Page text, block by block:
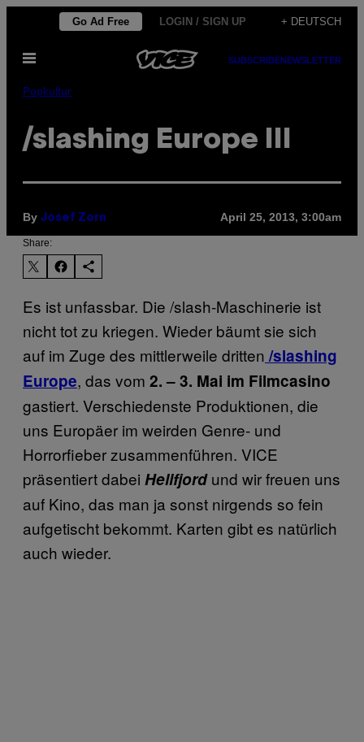
content
Go Ad Free LOGIN / SIGN UP + DEUTSCH
Open
SUBSCRIBENEWSLETTER
Popkultur
/slashing Europe III
By Josef Zorn April 25, 2013, 3:00am
Share:
Es ist unfassbar. Die /slash-Maschinerie ist
nicht tot zu kriegen. Wieder bäumt sie sich
auf im Zuge des mittlerweile dritten /slashing
Europe, das vom 2. – 3. Mai im Filmcasino
gastiert. Verschiedenste Produktionen, die
uns Europäer im weirden Genre- und
Horrorfieber zusammenführen. VICE
präsentiert dabei Hellfjordund wir freuen uns
auf Kino, das man ja sonst nirgends so fein
aufgetischt bekommt. Karten gibt es natürlich
auch wieder.